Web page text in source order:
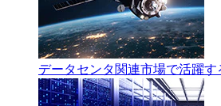
データセンタ関連市場で活躍す